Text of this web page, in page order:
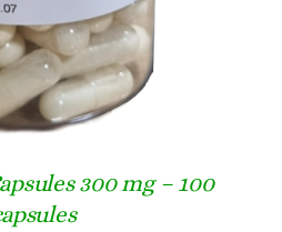
300 mg – 100